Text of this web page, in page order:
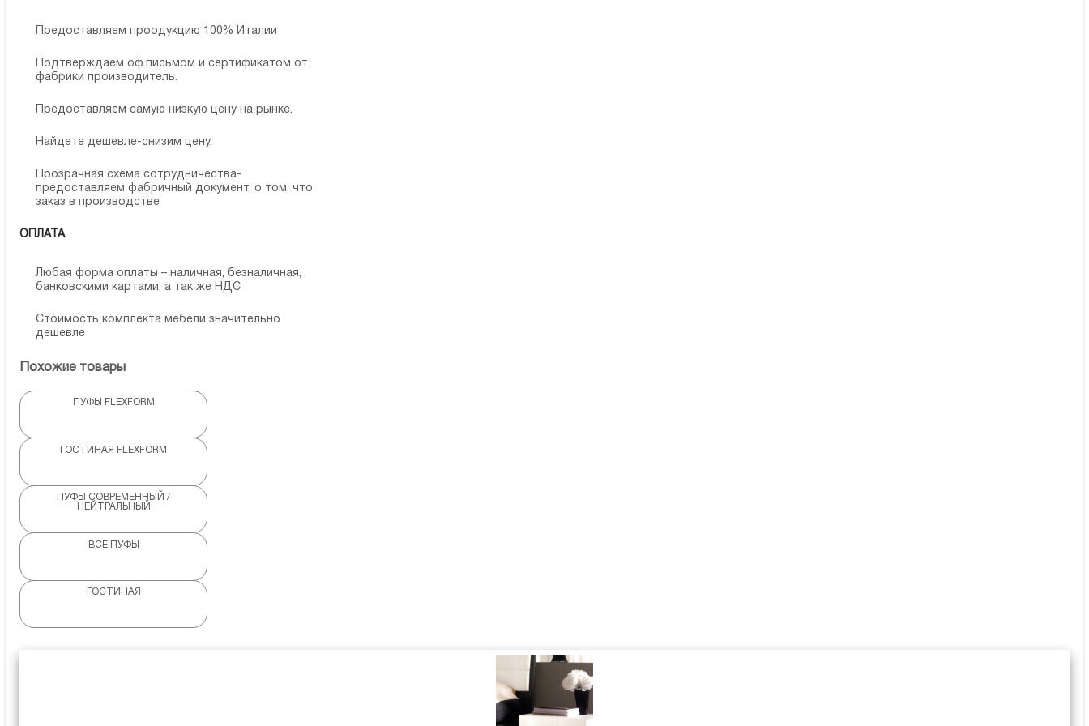
Предоставляем проодукцию 100% Италии
Подтверждаем оф.письмом и сертификатом от
фабрики производитель.
Предоставляем самую низкую цену на рынке.
Найдете дешевле-снизим цену.
Прозрачная схема сотрудничества-
предоставляем фабричный документ, о том, что
заказ в производстве
ОПЛАТА
Любая форма оплаты – наличная, безналичная,
банковскими картами, а так же НДС
Стоимость комплекта мебели значительно
дешевле
Похожие товары
ПУФЫ FLEXFORM
ГОСТИНАЯ FLEXFORM
ПУФЫ СОВРЕМЕННЫЙ /
НЕЙТРАЛЬНЫЙ
ВСЕ ПУФЫ
ГОСТИНАЯ